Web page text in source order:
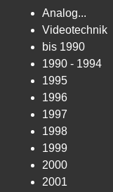
Analog...
Videotechnik
bis 1990
1990 - 1994
1995
1996
1997
1998
1999
2000
2001